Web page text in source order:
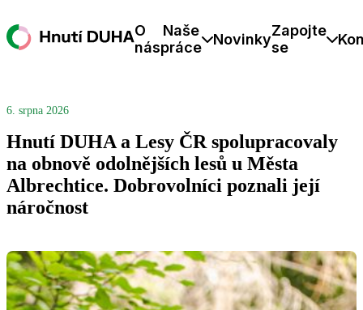
O
nás
Naše
práce
NovinkyZapojte
se
6. srpna 2026
Hnutí DUHA a Lesy ČR spolupracovaly
na obnově odolnějších lesů u Města
Albrechtice. Dobrovolníci poznali její
náročnost